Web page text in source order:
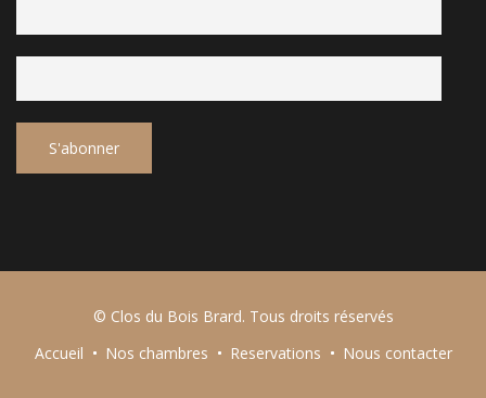
© Clos du Bois Brard. Tous droits réservés
Accueil
Nos chambres Reservations Nous contacter